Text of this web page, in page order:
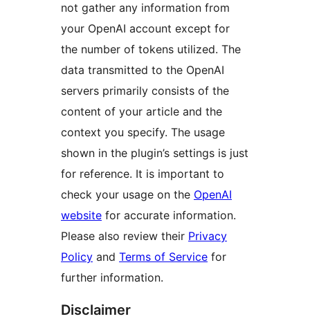
not gather any information from
your OpenAI account except for
the number of tokens utilized. The
data transmitted to the OpenAI
servers primarily consists of the
content of your article and the
context you specify. The usage
shown in the plugin’s settings is just
for reference. It is important to
check your usage on the OpenAI
website for accurate information.
Please also review their Privacy
Policy and Terms of Service for
further information.
Disclaimer